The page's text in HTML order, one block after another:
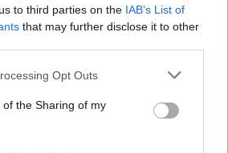
to third parties on the IAB’s List of
that may further disclose it to other
Opt Outs
the Sharing of my
20:00
παρουσιάζει το νέο